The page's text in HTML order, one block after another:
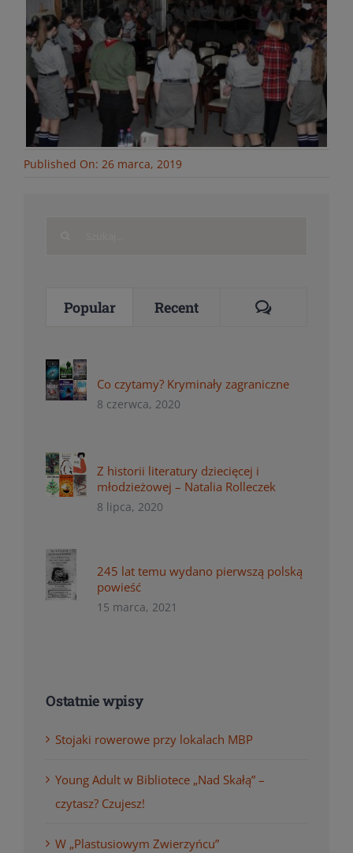
Published On: 26 marca, 2019
Popular Recent Comments
Co czytamy? Kryminały zagraniczne
8 czerwca, 2020
Z historii literatury dziecięcej i
młodzieżowej – Natalia Rolleczek
8 lipca, 2020
245 lat temu wydano pierwszą polską
powieść
15 marca, 2021
Ostatnie wpisy
Stojaki rowerowe przy lokalach MBP
Young Adult w Bibliotece „Nad Skałą” –
czytasz? Czujesz!
W „Plastusiowym Zwierzyńcu”